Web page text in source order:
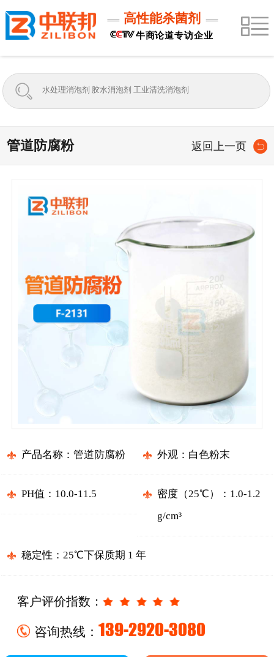
高性能杀菌剂
牛商论道专访企业
管道防腐粉 返回上一页
产品名称：管道防腐粉 外观：白色粉末
PH值：10.0-11.5
密度（25℃）：1.0-1.2
g/cm³
稳定性：25℃下保质期 1 年
客户评价指数：
咨询热线： 139-2920-3080